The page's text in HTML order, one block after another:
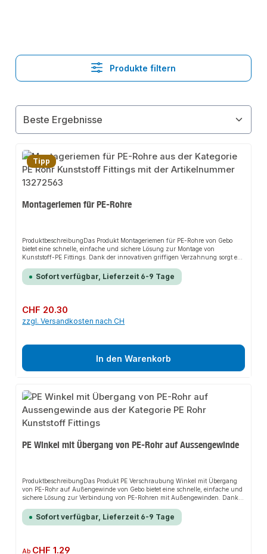
Produkte filtern
Tipp
Montageriemen für PE-Rohre
ProduktbeschreibungDas Produkt Montageriemen für PE-Rohre von Gebo
bietet eine schnelle, einfache und sichere Lösung zur Montage von
Kunststoff-PE Fittings. Dank der innovativen griffigen Verzahnung sorgt es
Montagesituationen an. Das robuste Design und die einfache Handhabung
machen dieses Produkt zu einer zuverlässigen Wahl für jede
sicherzustellen, sollte immer mit diesem Riemen festgezogen werden.Leicht
Überdrehen der
RohrsystemeProduktdatenMarke: GeboMaterial: Robuster
KunststoffVerzahnung: Griffig und schonend für VerschraubungsteileIn
unserem Sortiment finden Sie auch passende Fittings sowie weitere Produkte
Elastomerriemen Lieferumfang: 1 Stück
Sofort verfügbar, Lieferzeit 6-9 Tage
Regulärer Preis:
CHF 20.30
zzgl. Versandkosten nach CH
In den Warenkorb
PE Winkel mit Übergang von PE-Rohr auf Aussengewinde
ProduktbeschreibungDas Produkt PE Verschraubung Winkel mit Übergang
von PE-Rohr auf Außengewinde von Gebo bietet eine schnelle, einfache und
sichere Lösung zur Verbindung von PE-Rohren mit Außengewinden. Dank
perfekten Halt und passt sich flexibel an verschiedene
Installationsumgebungen an. Das robuste Design und die einfache Montage
UBA/KTW, BGA KTW und UBA ElastomerLeichte und einfache Montage an
Sofort verfügbar, Lieferzeit 6-9 Tage
Regulärer Preis:
Ab CHF 1.29